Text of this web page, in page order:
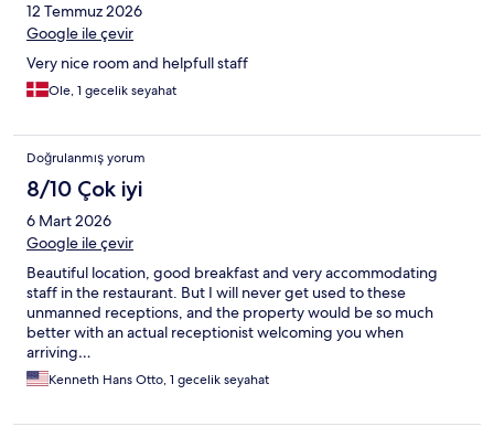
12 Temmuz 2026
Google ile çevir
Very nice room and helpfull staff
Ole, 1 gecelik seyahat
Doğrulanmış yorum
8/10 Çok iyi
6 Mart 2026
Google ile çevir
Beautiful location, good breakfast and very accommodating
staff in the restaurant. But I will never get used to these
unmanned receptions, and the property would be so much
better with an actual receptionist welcoming you when
arriving…
Kenneth Hans Otto, 1 gecelik seyahat